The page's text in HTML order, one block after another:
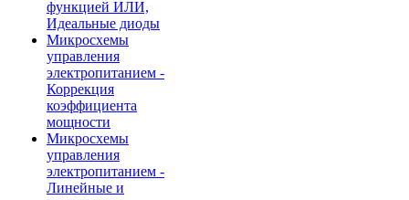
функцией ИЛИ,
Идеальные диоды
Микросхемы
управления
электропитанием -
Коррекция
коэффициента
мощности
Микросхемы
управления
электропитанием -
Линейные и